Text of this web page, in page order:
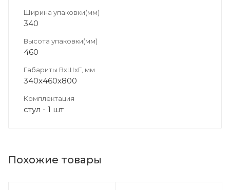
Ширина упаковки(мм)
340
Высота упаковки(мм)
460
Габариты ВхШхГ, мм
340х460х800
Комплектация
стул - 1 шт
Похожие товары